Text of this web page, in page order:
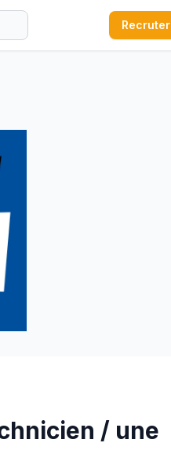
Recruter
/ une